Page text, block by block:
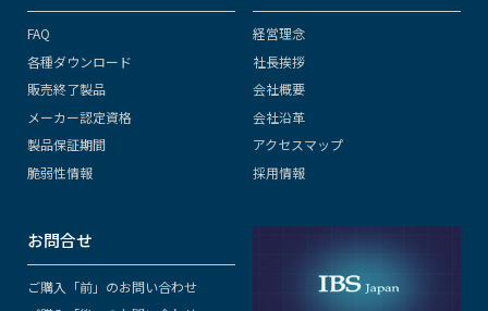
FAQ
各種ダウンロード
販売終了製品
メーカー認定資格
製品保証期間
脆弱性情報
経営理念
社長挨拶
会社概要
会社沿革
アクセスマップ
採用情報
お問合せ
ご購入「前」のお問い合わせ